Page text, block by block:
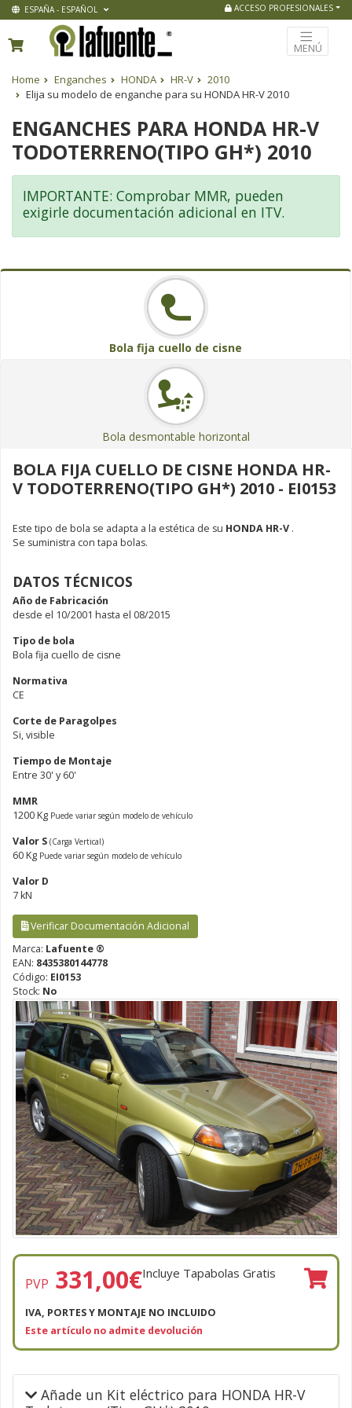
ESPAÑA - ESPAÑOL ACCESO PROFESIONALES
MENÚ
Home Enganches HONDA HR-V
2010
Elija su modelo de enganche para su HONDA HR-V 2010
ENGANCHES PARA HONDA HR-V
TODOTERRENO(TIPO GH*) 2010
IMPORTANTE: Comprobar MMR, pueden
exigirle documentación adicional en ITV.
Bola fija cuello de cisne
Bola desmontable horizontal
BOLA FIJA CUELLO DE CISNE HONDA HR-
V TODOTERRENO(TIPO GH*) 2010 - EI0153
Este tipo de bola se adapta a la estética de su HONDA HR-V .
Se suministra con tapa bolas.
DATOS TÉCNICOS
Año de Fabricación
desde el 10/2001 hasta el 08/2015
Tipo de bola
Bola fija cuello de cisne
Normativa
CE
Corte de Paragolpes
Si, visible
Tiempo de Montaje
Entre 30' y 60'
MMR
1200 Kg Puede variar según modelo de vehículo
Valor S (Carga Vertical)
60 Kg Puede variar según modelo de vehículo
Valor D
7 kN
Verificar Documentación Adicional
Marca: Lafuente ®
EAN: 8435380144778
Código: EI0153
Stock: No
PVP 331,00€Incluye Tapabolas Gratis
IVA, PORTES Y MONTAJE NO INCLUIDO
Este artículo no admite devolución
Añade un Kit eléctrico para HONDA HR-V